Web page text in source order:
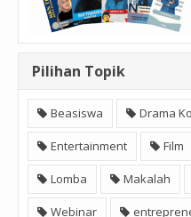
Pilihan Topik
Beasiswa Drama
Entertainment Film
Lomba Makalah
Webinar